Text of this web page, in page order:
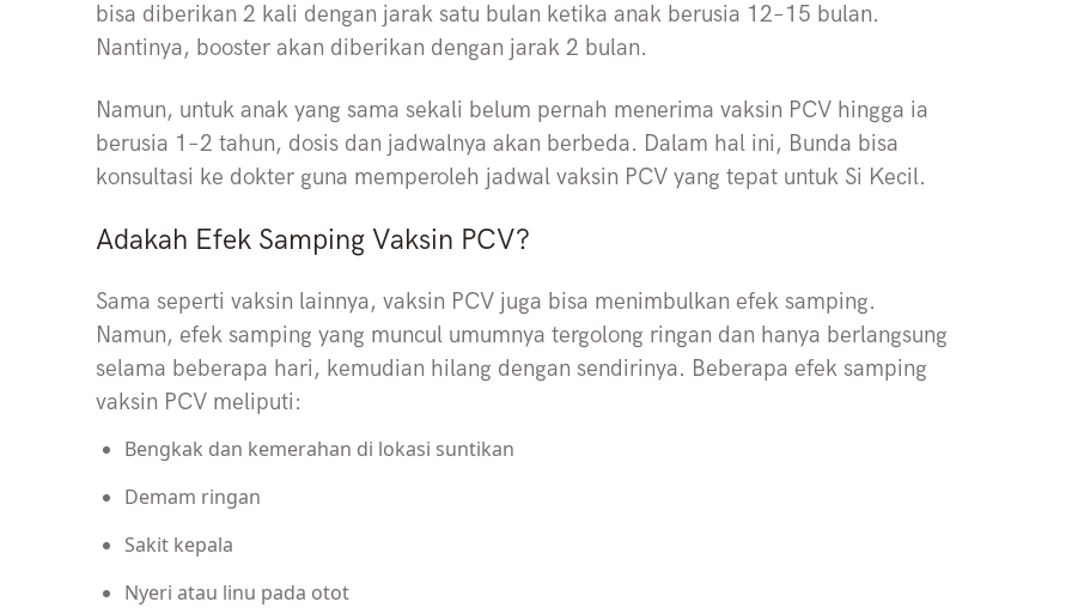
bisa diberikan 2 kali dengan jarak satu bulan ketika anak berusia 12–15 bulan.
Nantinya, booster akan diberikan dengan jarak 2 bulan.
Namun, untuk anak yang sama sekali belum pernah menerima vaksin PCV hingga ia
berusia 1–2 tahun, dosis dan jadwalnya akan berbeda. Dalam hal ini, Bunda bisa
konsultasi ke dokter guna memperoleh jadwal vaksin PCV yang tepat untuk Si Kecil.
Adakah Efek Samping Vaksin PCV?
Sama seperti vaksin lainnya, vaksin PCV juga bisa menimbulkan efek samping.
Namun, efek samping yang muncul umumnya tergolong ringan dan hanya berlangsung
selama beberapa hari, kemudian hilang dengan sendirinya. Beberapa efek samping
vaksin PCV meliputi:
Bengkak dan kemerahan di lokasi suntikan
Demam ringan
Sakit kepala
Nyeri atau linu pada otot